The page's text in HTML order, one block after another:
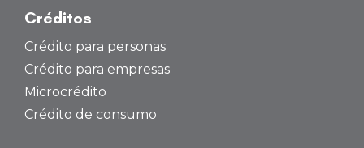
Créditos
Crédito para personas
Crédito para empresas
Microcrédito
Crédito de consumo